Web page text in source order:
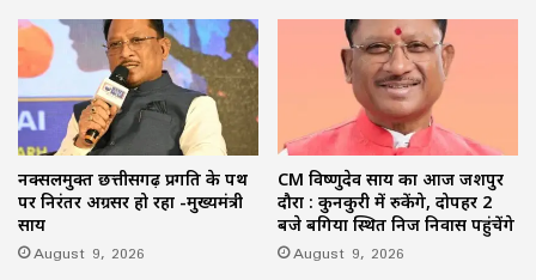
नक्सलमुक्त छत्तीसगढ़ प्रगति के पथ
पर निरंतर अग्रसर हो रहा -मुख्यमंत्री
साय
August 9, 2026
CM विष्णुदेव साय का आज जशपुर
दौरा : कुनकुरी में रुकेंगे, दोपहर 2
बजे बगिया स्थित निज निवास पहुंचेंगे
August 9, 2026